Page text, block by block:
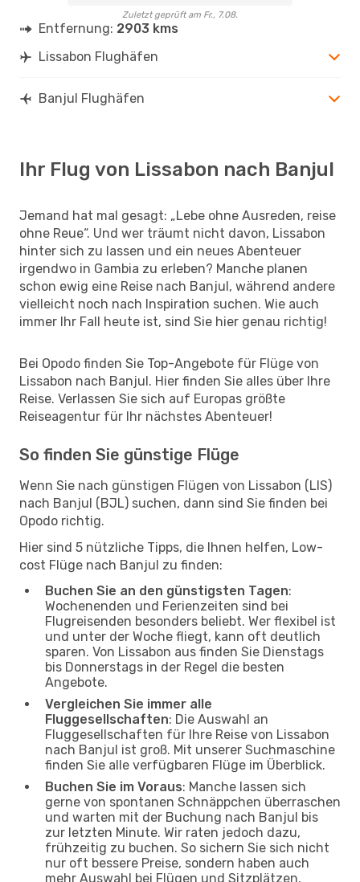
Zuletzt geprüft am Fr., 7.08.
Entfernung: 2903 kms
Lissabon Flughäfen
Banjul Flughäfen
Ihr Flug von Lissabon nach Banjul
Jemand hat mal gesagt: „Lebe ohne Ausreden, reise
ohne Reue“. Und wer träumt nicht davon, Lissabon
hinter sich zu lassen und ein neues Abenteuer
irgendwo in Gambia zu erleben? Manche planen
schon ewig eine Reise nach Banjul, während andere
vielleicht noch nach Inspiration suchen. Wie auch
immer Ihr Fall heute ist, sind Sie hier genau richtig!
Bei Opodo finden Sie Top-Angebote für Flüge von
Lissabon nach Banjul. Hier finden Sie alles über Ihre
Reise. Verlassen Sie sich auf Europas größte
Reiseagentur für Ihr nächstes Abenteuer!
So finden Sie günstige Flüge
Wenn Sie nach günstigen Flügen von Lissabon (LIS)
nach Banjul (BJL) suchen, dann sind Sie finden bei
Opodo richtig.
Hier sind 5 nützliche Tipps, die Ihnen helfen, Low-
cost Flüge nach Banjul zu finden:
Buchen Sie an den günstigsten Tagen:
Wochenenden und Ferienzeiten sind bei
Flugreisenden besonders beliebt. Wer flexibel ist
und unter der Woche fliegt, kann oft deutlich
sparen. Von Lissabon aus finden Sie Dienstags
bis Donnerstags in der Regel die besten
Angebote.
Vergleichen Sie immer alle
Fluggesellschaften: Die Auswahl an
Fluggesellschaften für Ihre Reise von Lissabon
nach Banjul ist groß. Mit unserer Suchmaschine
finden Sie alle verfügbaren Flüge im Überblick.
Buchen Sie im Voraus: Manche lassen sich
gerne von spontanen Schnäppchen überraschen
und warten mit der Buchung nach Banjul bis
zur letzten Minute. Wir raten jedoch dazu,
frühzeitig zu buchen. So sichern Sie sich nicht
nur oft bessere Preise, sondern haben auch
mehr Auswahl bei Flügen und Sitzplätzen.